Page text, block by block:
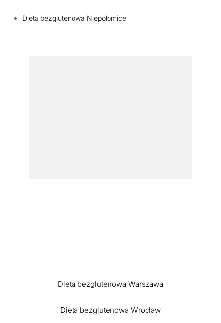
Dieta bezglutenowa Niepołomice
Dieta bezglutenowa Warszawa
Dieta bezglutenowa Wrocław